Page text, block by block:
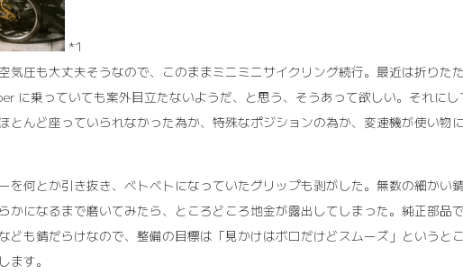
*1
気圧も大丈夫そうなので、このままミニミニサイクリング続行。最近は折りた
に乗っていても案外目立たないようだ、と思う、そうあって欲しい。それに
とんど座っていられなかった為か、特殊なポジションの為か、変速機が使い物
を何とか引き抜き、ベトベトになっていたグリップも剥がした。無数の細かい
かになるまで磨いてみたら、ところどころ地金が露出してしまった。純正部品
ども錆だらけなので、整備の目標は「見かけはボロだけどスムーズ」というと
ます。